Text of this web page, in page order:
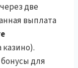
две
выплата
для